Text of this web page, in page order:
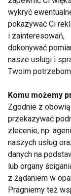
Twoim
Fitness
balansuje na
realu i wirtualu
IFFA
wykryć
pokazywać Ci
i zainteresowań,
dokonywać
nasze usługi i
Twoim potrzebom
Komu możemy
Zgodnie z
przekazywać
zlecenie, np.
naszych usług
danych na
lub organy
z żądaniem w
Pragniemy też